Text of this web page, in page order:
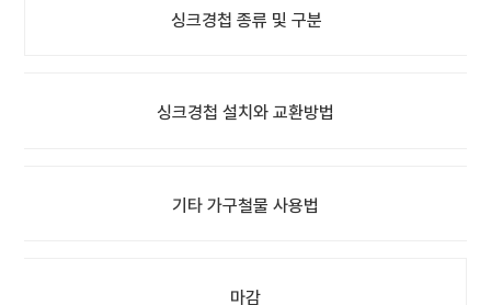
싱크경첩 종류 및 구분
싱크경첩 설치와 교환방법
기타 가구철물 사용법
마감